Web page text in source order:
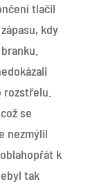
tlačil
kdy
se
nezmýlil
k
tak